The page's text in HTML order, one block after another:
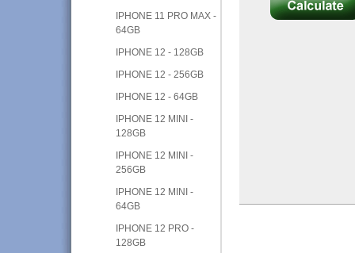
IPHONE 11 PRO MAX -
64GB
IPHONE 12 - 128GB
IPHONE 12 - 256GB
IPHONE 12 - 64GB
IPHONE 12 MINI -
128GB
IPHONE 12 MINI -
256GB
IPHONE 12 MINI -
64GB
IPHONE 12 PRO -
128GB